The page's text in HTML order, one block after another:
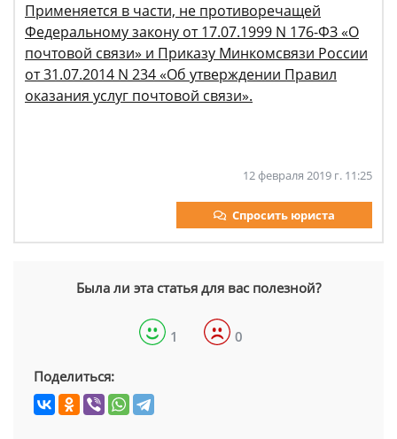
Применяется в части, не противоречащей
Федеральному закону от 17.07.1999 N 176-ФЗ «О
почтовой связи» и Приказу Минкомсвязи России
от 31.07.2014 N 234 «Об утверждении Правил
оказания услуг почтовой связи».
12 февраля 2019 г. 11:25
Спросить юриста
Была ли эта статья для вас полезной?
1 0
Поделиться: